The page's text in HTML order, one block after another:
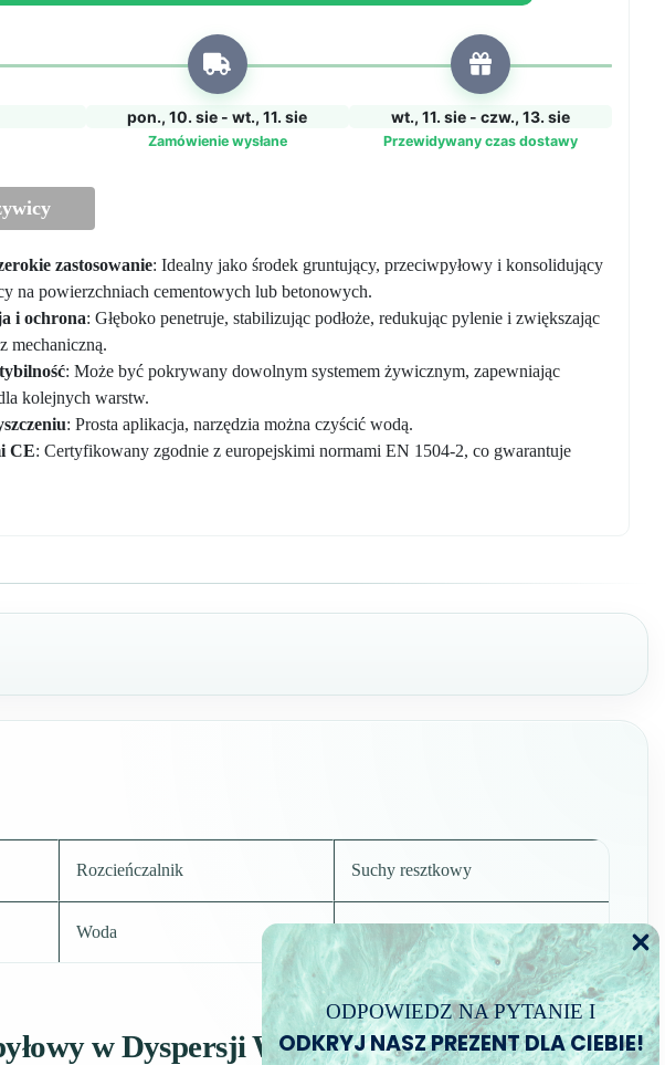
pon., 10. sie - wt., 11. sie
Zamówienie wysłane
wt., 11. sie - czw., 13. sie
Przewidywany czas dostawy
zastosowanie: Idealny jako środek gruntujący, przeciwpyłowy i konsolidujący
na powierzchniach cementowych lub betonowych.
i ochrona: Głęboko penetruje, stabilizując podłoże, redukując pylenie i zwiększając
mechaniczną.
: Może być pokrywany dowolnym systemem żywicznym, zapewniając
kolejnych warstw.
: Prosta aplikacja, narzędzia można czyścić wodą.
CE: Certyfikowany zgodnie z europejskimi normami EN 1504-2, co gwarantuje
Rozcieńczalnik Suchy resztkowy
Woda 50% v/v
w Dyspersji Wodnej
ODPOWIEDZ NA PYTANIE I
ODKRYJ NASZ PREZENT DLA CIEBIE!